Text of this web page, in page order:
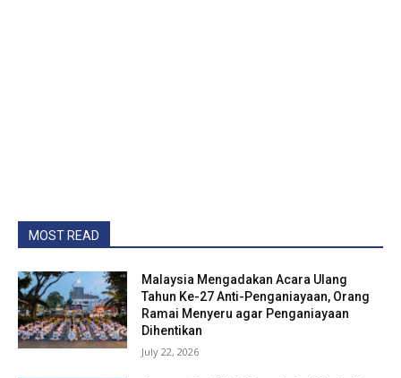
MOST READ
Malaysia Mengadakan Acara Ulang
Tahun Ke-27 Anti-Penganiayaan, Orang
Ramai Menyeru agar Penganiayaan
Dihentikan
July 22, 2026